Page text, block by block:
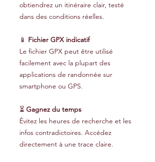
obtiendrez un itinéraire clair, testé
dans des conditions réelles.
📱 Fichier GPX indicatif
Le fichier GPX peut être utilisé
facilement avec la plupart des
applications de randonnée sur
smartphone ou GPS.
⏳ Gagnez du temps
Évitez les heures de recherche et les
infos contradictoires. Accédez
directement à une trace claire.